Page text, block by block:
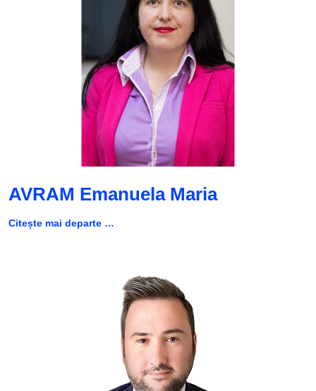
AVRAM Emanuela Maria
Citește mai departe …